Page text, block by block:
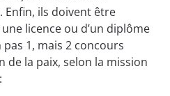
Enfin, ils doivent être
licence ou d’un diplôme
pas 1, mais 2 concours
de la paix, selon la mission